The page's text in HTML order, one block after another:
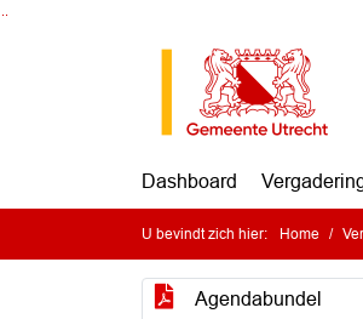
Dashboard
U bevindt zich hier: Home
Agendabundel